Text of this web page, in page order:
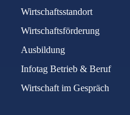
Wirtschaftsstandort
Wirtschaftsförderung
Ausbildung
Infotag Betrieb & Beruf
Wirtschaft im Gespräch